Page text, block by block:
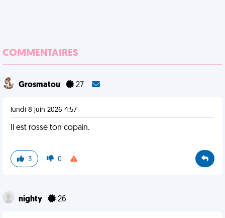
COMMENTAIRES
Grosmatou 27
lundi 8 juin 2026 4:57
Il est rosse ton copain.
3 0
nighty 26